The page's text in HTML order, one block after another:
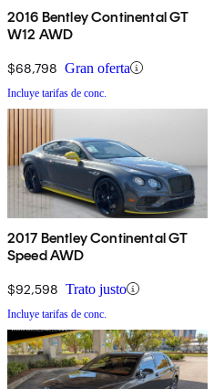
2016 Bentley Continental GT
W12 AWD
$68,798 Gran oferta
Incluye tarifas de conc.
2017 Bentley Continental GT
Speed AWD
$92,598 Trato justo
Incluye tarifas de conc.